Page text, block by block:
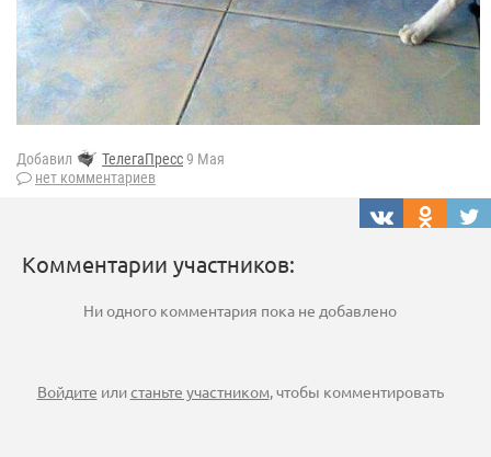
Добавил ТелегаПресс9 Мая
нет комментариев
Комментарии участников:
Ни одного комментария пока не добавлено
Войдите илистаньте участником, чтобы комментировать